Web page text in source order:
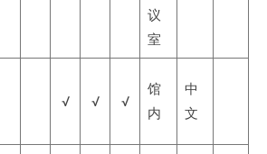
议
室
√ √ √
馆
内
中
文